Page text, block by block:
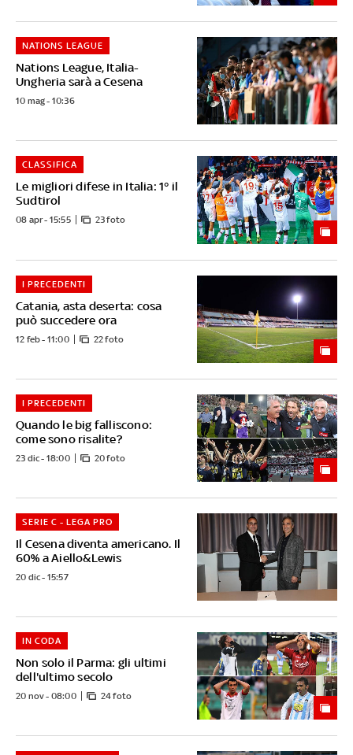
Nations League, Italia-
Ungheria sarà a Cesena
NATIONS LEAGUE
10 mag - 10:36
Le migliori difese in Italia: 1° il
Sudtirol
CLASSIFICA
08 apr - 15:55 23 foto
Catania, asta deserta: cosa
può succedere ora
I PRECEDENTI
12 feb - 11:00 22 foto
Quando le big falliscono:
come sono risalite?
I PRECEDENTI
23 dic - 18:00 20 foto
Il Cesena diventa americano. Il
60% a Aiello&Lewis
SERIE C - LEGA PRO
20 dic - 15:57
Non solo il Parma: gli ultimi
dell'ultimo secolo
IN CODA
20 nov - 08:00 24 foto